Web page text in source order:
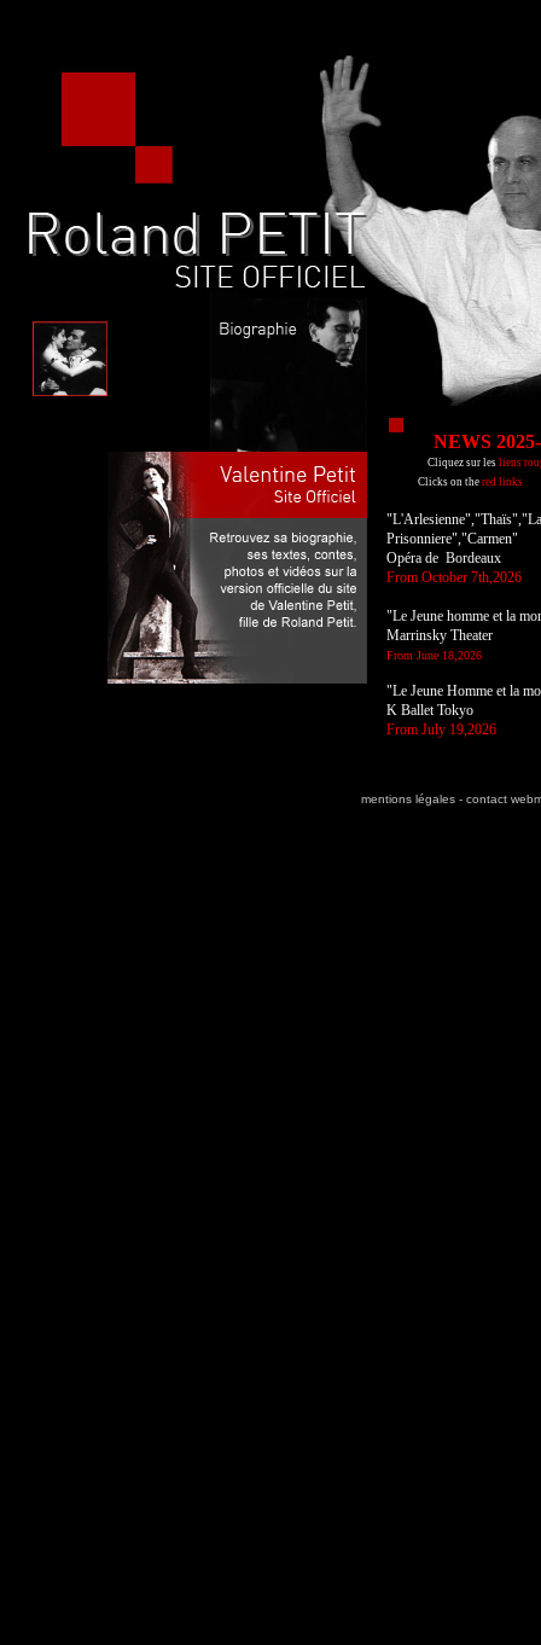
NEWS
Cliquez sur les liens
Clicks on the red links
"L'Arlesienne","Thaïs","La
Prisonniere","Carmen"
Opéra de Bordeaux
From October 7th,2026
"Le Jeune homme et la
Marrinsky Theater
From June 18,2026
"Le Jeune Homme et la
K Ballet Tokyo
From July 19,2026
mentions légales - contact